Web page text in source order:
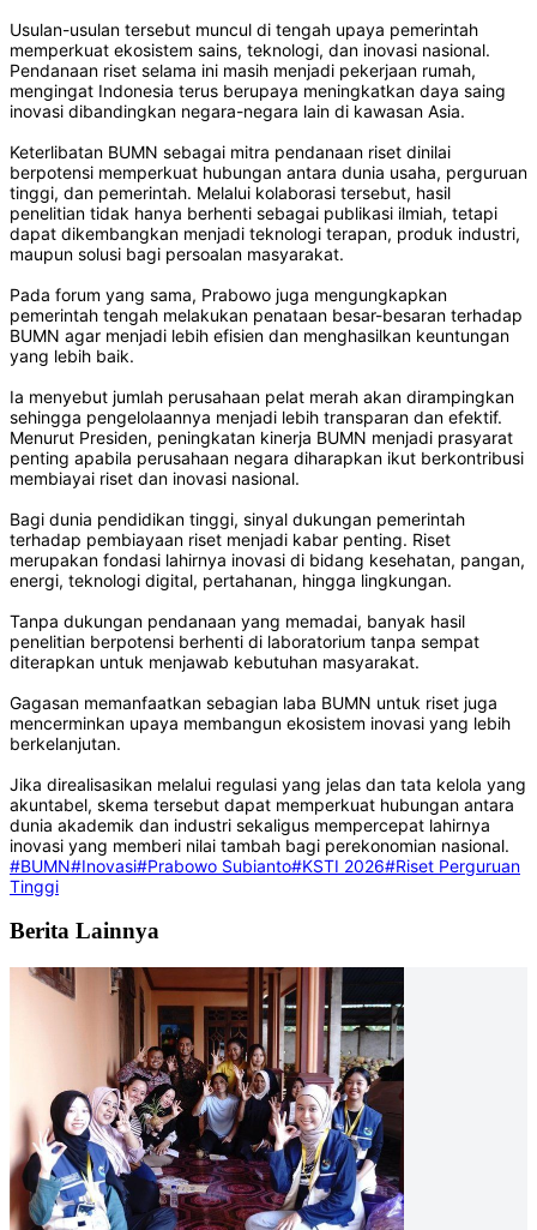
Usulan-usulan tersebut muncul di tengah upaya pemerintah
memperkuat ekosistem sains, teknologi, dan inovasi nasional.
Pendanaan riset selama ini masih menjadi pekerjaan rumah,
mengingat Indonesia terus berupaya meningkatkan daya saing
inovasi dibandingkan negara-negara lain di kawasan Asia.
Keterlibatan BUMN sebagai mitra pendanaan riset dinilai
berpotensi memperkuat hubungan antara dunia usaha, perguruan
tinggi, dan pemerintah. Melalui kolaborasi tersebut, hasil
penelitian tidak hanya berhenti sebagai publikasi ilmiah, tetapi
dapat dikembangkan menjadi teknologi terapan, produk industri,
maupun solusi bagi persoalan masyarakat.
Pada forum yang sama, Prabowo juga mengungkapkan
pemerintah tengah melakukan penataan besar-besaran terhadap
BUMN agar menjadi lebih efisien dan menghasilkan keuntungan
yang lebih baik.
Ia menyebut jumlah perusahaan pelat merah akan dirampingkan
sehingga pengelolaannya menjadi lebih transparan dan efektif.
Menurut Presiden, peningkatan kinerja BUMN menjadi prasyarat
penting apabila perusahaan negara diharapkan ikut berkontribusi
membiayai riset dan inovasi nasional.
Bagi dunia pendidikan tinggi, sinyal dukungan pemerintah
terhadap pembiayaan riset menjadi kabar penting. Riset
merupakan fondasi lahirnya inovasi di bidang kesehatan, pangan,
energi, teknologi digital, pertahanan, hingga lingkungan.
Tanpa dukungan pendanaan yang memadai, banyak hasil
penelitian berpotensi berhenti di laboratorium tanpa sempat
diterapkan untuk menjawab kebutuhan masyarakat.
Gagasan memanfaatkan sebagian laba BUMN untuk riset juga
mencerminkan upaya membangun ekosistem inovasi yang lebih
berkelanjutan.
Jika direalisasikan melalui regulasi yang jelas dan tata kelola yang
akuntabel, skema tersebut dapat memperkuat hubungan antara
dunia akademik dan industri sekaligus mempercepat lahirnya
inovasi yang memberi nilai tambah bagi perekonomian nasional.
#BUMN#Inovasi#Prabowo Subianto#KSTI 2026#Riset Perguruan
Tinggi
Berita Lainnya